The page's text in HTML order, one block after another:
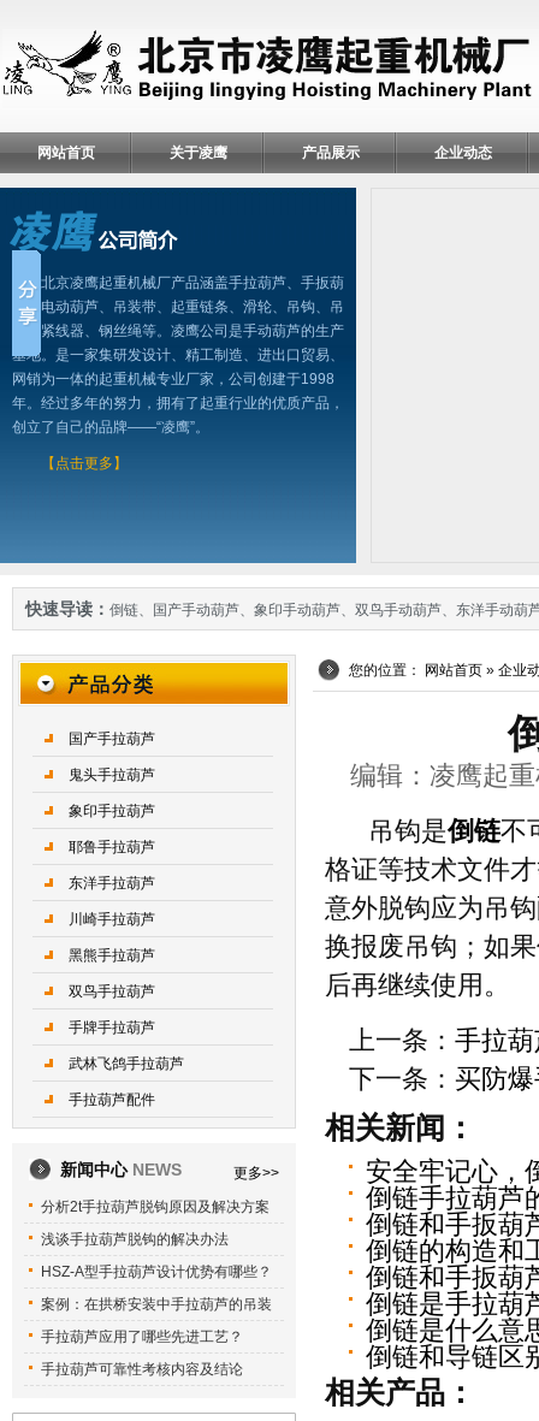
网站首页 关于凌鹰 产品展示 企业动态
北京凌鹰起重机械厂产品涵盖手拉葫芦、手扳葫
芦、电动葫芦、吊装带、起重链条、滑轮、吊钩、吊
具、紧线器、钢丝绳等。凌鹰公司是手动葫芦的生产
基地。是一家集研发设计、精工制造、进出口贸易、
网销为一体的起重机械专业厂家，公司创建于1998
年。经过多年的努力，拥有了起重行业的优质产品，
创立了自己的品牌——“凌鹰”。
【点击更多】
快速导读： 倒链、 国产手动葫芦、 象印手动葫芦、 双鸟手动葫芦、 东洋手动葫
您的位置： 网站首页 » 企业
编辑：凌鹰起
吊钩是倒链不
格证等技术文件
意外脱钩应为吊
换报废吊钩；如
后再继续使用。
上一条： 手拉
下一条： 买防
相关新闻：
安全牢记心，
倒链手拉葫芦
倒链和手扳葫
倒链的构造和
倒链和手扳葫
倒链是手拉葫
倒链是什么意
倒链和导链区
相关产品：
国产手拉葫芦
鬼头手拉葫芦
象印手拉葫芦
耶鲁手拉葫芦
东洋手拉葫芦
川崎手拉葫芦
黑熊手拉葫芦
双鸟手拉葫芦
手牌手拉葫芦
武林飞鸽手拉葫芦
手拉葫芦配件
新闻中心 NEWS
更多>>
分析2t手拉葫芦脱钩原因及解决方案
浅谈手拉葫芦脱钩的解决办法
HSZ-A型手拉葫芦设计优势有哪些？
案例：在拱桥安装中手拉葫芦的吊装
手拉葫芦应用了哪些先进工艺？
手拉葫芦可靠性考核内容及结论